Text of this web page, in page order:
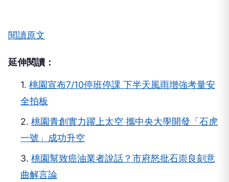
車安全規定，保持足夠安全距離，隨時注意前方路
閱讀原文
延伸閱讀：
1.桃園宣布7/10停班停課 下半天風雨增強考量安
全拍板
2.桃園青創實力躍上太空 攜中央大學開發「石虎